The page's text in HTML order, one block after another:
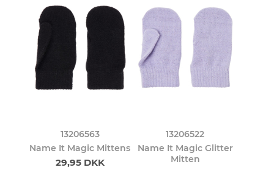
13206563
Name It Magic Mittens
29,95 DKK
13206522
Name It Magic Glitter
Mitten